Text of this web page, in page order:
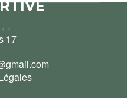
, ,
17